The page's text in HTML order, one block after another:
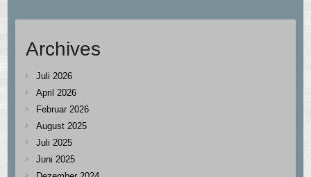
Archives
Juli 2026
April 2026
Februar 2026
August 2025
Juli 2025
Juni 2025